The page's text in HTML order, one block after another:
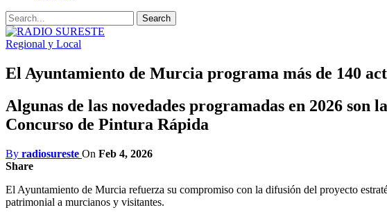
Regional y Local
El Ayuntamiento de Murcia programa más de 140
Algunas de las novedades programadas en 2026
Concurso de Pintura Rápida
By radiosureste On Feb 4, 2026
Share
El Ayuntamiento de Murcia refuerza su compromiso con la difusión del proyecto
patrimonial a murcianos y visitantes.